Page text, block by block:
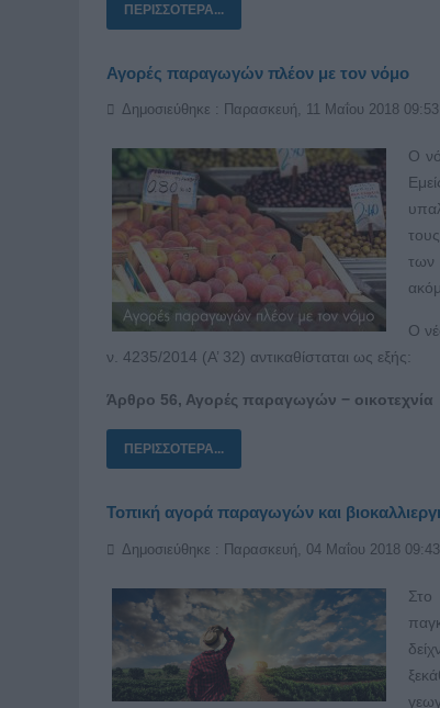
ΠΕΡΙΣΣΌΤΕΡΑ...
Αγορές παραγωγών πλέον με τον νόμο
Δημοσιεύθηκε : Παρασκευή, 11 Μαΐου 2018 09:53
Ο
των
Ο
ν. 4235/2014 (Α’ 32) αντικαθίσταται ως εξής:
Άρθρο 56, Αγορές παραγωγών − οικοτεχνία
ΠΕΡΙΣΣΌΤΕΡΑ...
Τοπική αγορά παραγωγών και
Δημοσιεύθηκε : Παρασκευή, 04 Μαΐου 2018 09:43
Στο